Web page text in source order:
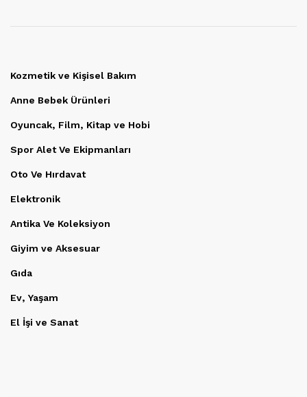
Kozmetik ve Kişisel Bakım
Anne Bebek Ürünleri
Oyuncak, Film, Kitap ve Hobi
Spor Alet Ve Ekipmanları
Oto Ve Hırdavat
Elektronik
Antika Ve Koleksiyon
Giyim ve Aksesuar
Gıda
Ev, Yaşam
El İşi ve Sanat